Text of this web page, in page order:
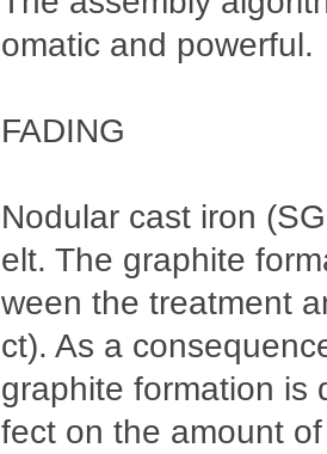
omatic and powerful.
FADING
Nodular cast iron
elt. The graphite
ween the treatment
ct). As a
graphite formation is
fect on the amount